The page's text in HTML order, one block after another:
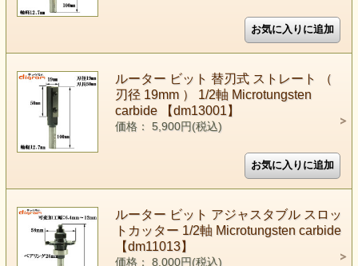
ルーター ビット 替刃式 ストレート （
刃径 19mm ） 1/2軸 Microtungsten
carbide 【dm13001】
価格： 5,900円(税込)
ルーター ビット アジャスタブル スロッ
トカッター 1/2軸 Microtungsten carbide
【dm11013】
価格： 8,000円(税込)